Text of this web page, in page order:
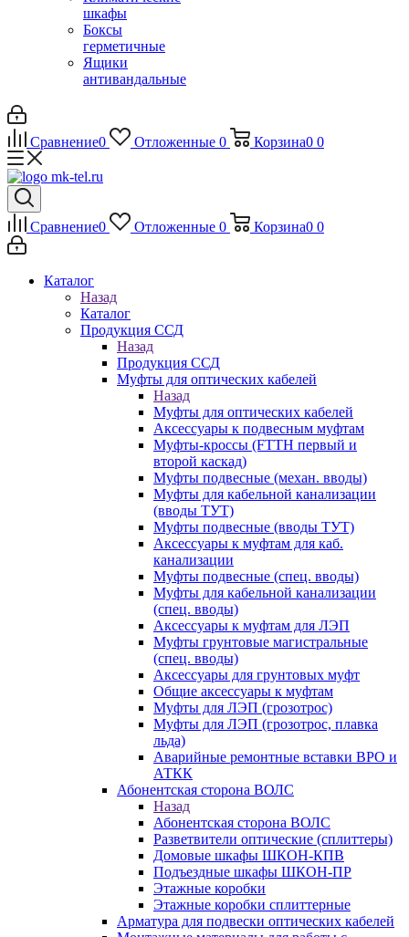
шкафы
Боксы
герметичные
Ящики
антивандальные
Сравнение0 Отложенные 0 Корзина0 0
Сравнение0 Отложенные 0 Корзина0 0
Каталог
Назад
Каталог
Продукция ССД
Назад
Продукция ССД
Муфты для оптических кабелей
Назад
Муфты для оптических кабелей
Аксессуары к подвесным муфтам
Муфты-кроссы (FTTH первый и
второй каскад)
Муфты подвесные (механ. вводы)
Муфты для кабельной канализации
(вводы ТУТ)
Муфты подвесные (вводы ТУТ)
Аксессуары к муфтам для каб.
канализации
Муфты подвесные (спец. вводы)
Муфты для кабельной канализации
(спец. вводы)
Аксессуары к муфтам для ЛЭП
Муфты грунтовые магистральные
(спец. вводы)
Аксессуары для грунтовых муфт
Общие аксессуары к муфтам
Муфты для ЛЭП (грозотрос)
Муфты для ЛЭП (грозотрос, плавка
льда)
Аварийные ремонтные вставки ВРО и
АТКК
Абонентская сторона ВОЛС
Назад
Абонентская сторона ВОЛС
Разветвители оптические (сплиттеры)
Домовые шкафы ШКОН-КПВ
Подъездные шкафы ШКОН-ПР
Этажные коробки
Этажные коробки сплиттерные
Арматура для подвески оптических кабелей